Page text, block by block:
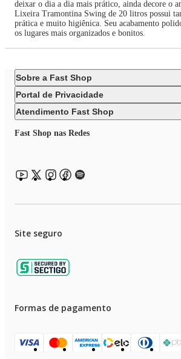
deixar o dia a dia mais prático, ainda decore o
Lixeira Tramontina Swing de 20 litros possui
prática e muito higiênica. Seu acabamento
os lugares mais organizados e bonitos.
Sobre a Fast Shop
Portal de Privacidade
Atendimento Fast Shop
Fast Shop nas Redes
Site seguro
Formas de pagamento